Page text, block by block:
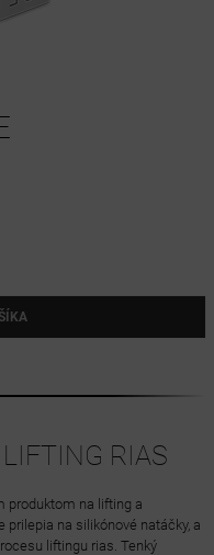
RIAS
na lifting a
prilepia na silikónové natáčky, a
liftingu rias. Tenký